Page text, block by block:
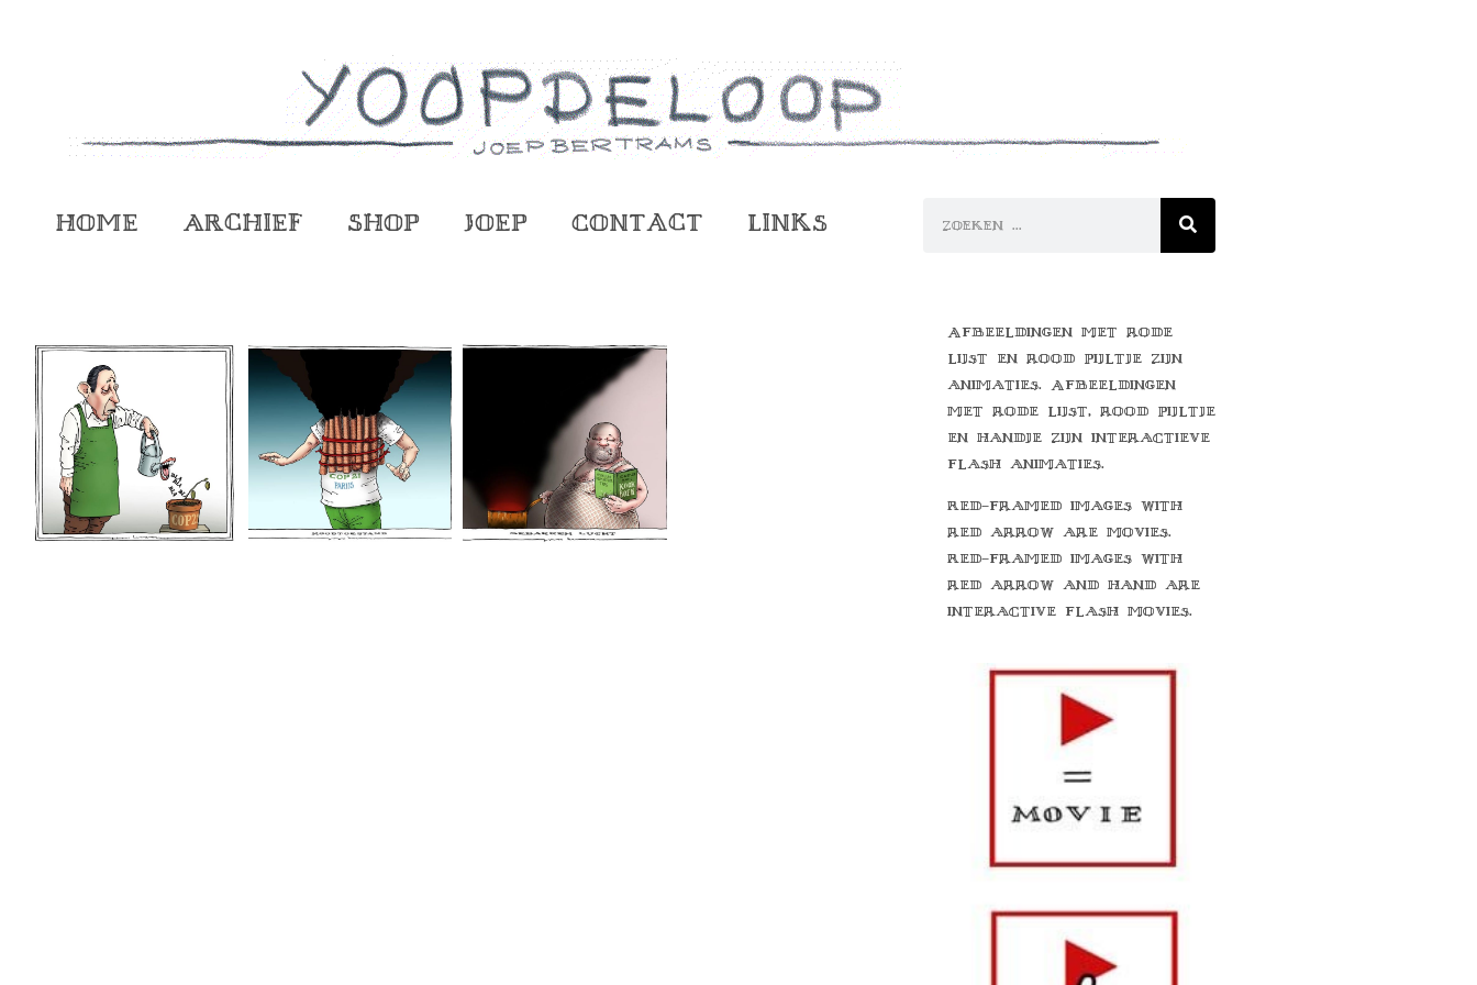
Home Archief Shop Joep Contact Links
Afbeeldingen met rode
lijst en rood pijltje zijn
animaties. Afbeeldingen
met rode lijst, rood pijltje
en handje zijn interactieve
flash animaties.
Red-framed images with
red arrow are movies.
Red-framed images with
red arrow and hand are
interactive flash movies.